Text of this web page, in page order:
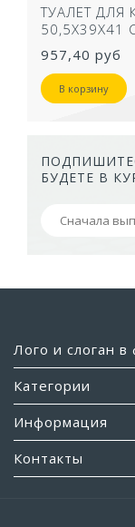
ТУАЛЕТ ДЛЯ
50,5Х39Х41
957,40 руб
В корзину
БУДЕТЕ В
Лого и слоган в
Категории
Информация
Контакты